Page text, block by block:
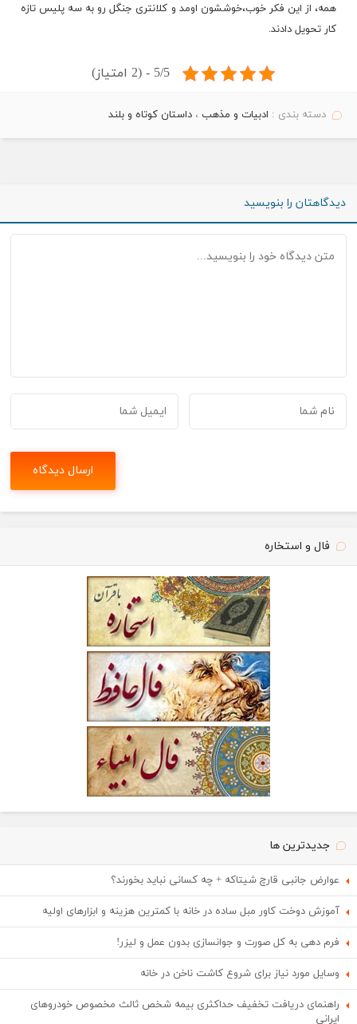
همه، از این فکر خوب،خوششون اومد و کلانتری جنگل رو به سه پلیس تازه
کار تحویل دادند.
5/5 - (2 امتیاز)
دسته بندی : ادبیات و مذهب ،داستان کوتاه و بلند
دیدگاهتان را بنویسید
فال و استخاره
جدیدترین ها
عوارض جانبی قارچ شیتاکه + چه کسانی نباید بخورند؟
آموزش دوخت کاور مبل ساده در خانه با کمترین هزینه و ابزارهای اولیه
فرم دهی به کل صورت و جوانسازی بدون عمل و لیزر!
وسایل مورد نیاز برای شروع کاشت ناخن در خانه
راهنمای دریافت تخفیف حداکثری بیمه شخص ثالث مخصوص خودروهای
ایرانی